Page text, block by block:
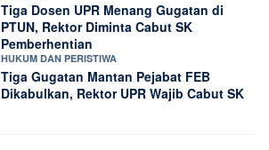
Tiga Dosen UPR Menang Gugatan di
PTUN, Rektor Diminta Cabut SK
Pemberhentian
HUKUM DAN PERISTIWA
Tiga Gugatan Mantan Pejabat FEB
Dikabulkan, Rektor UPR Wajib Cabut SK